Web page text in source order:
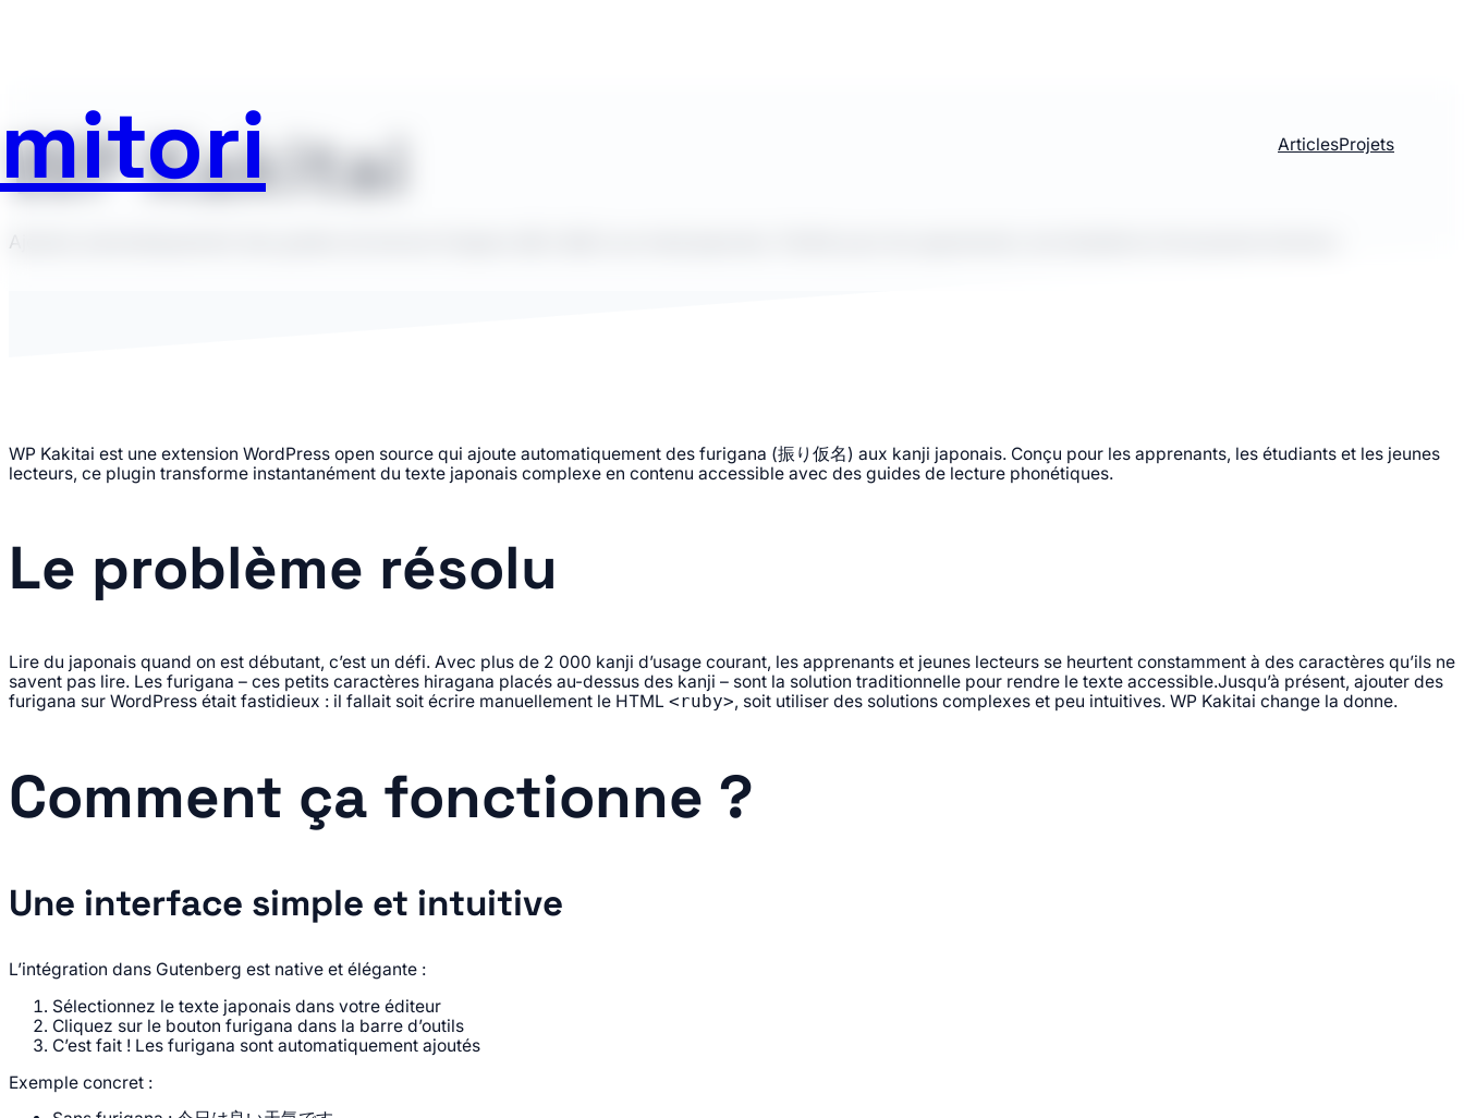
contenu
mitori ArticlesProjets
WP Kakitai
Ajoutez automatiquement des guides de lecture furigana (振り仮名) aux kanji japonais. Parfait pour les apprenants, les étudiants et les jeunes lecteurs.
WP Kakitai est une extension WordPress open source qui ajoute automatiquement des furigana (振り仮名) aux kanji japonais. Conçu pour les apprenants, les étudiants et les jeunes
lecteurs, ce plugin transforme instantanément du texte japonais complexe en contenu accessible avec des guides de lecture phonétiques.
Le problème résolu
Lire du japonais quand on est débutant, c’est un défi. Avec plus de 2 000 kanji d’usage courant, les apprenants et jeunes lecteurs se heurtent constamment à des caractères qu’ils ne
savent pas lire. Les furigana – ces petits caractères hiragana placés au-dessus des kanji – sont la solution traditionnelle pour rendre le texte accessible.Jusqu’à présent, ajouter des
furigana sur WordPress était fastidieux : il fallait soit écrire manuellement le HTML <ruby>, soit utiliser des solutions complexes et peu intuitives. WP Kakitai change la donne.
Comment ça fonctionne ?
Une interface simple et intuitive
L’intégration dans Gutenberg est native et élégante :
Sélectionnez le texte japonais dans votre éditeur
Cliquez sur le bouton furigana dans la barre d’outils
C’est fait ! Les furigana sont automatiquement ajoutés
Exemple concret :